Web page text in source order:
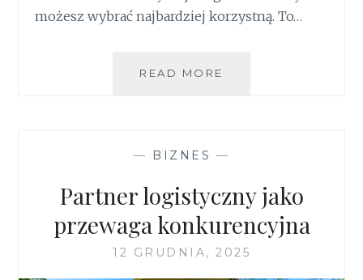
możesz wybrać najbardziej korzystną. To…
READ MORE
ZNALEŹĆ
WYKONAWCĘ
W
TWOJEJ
— BIZNES —
Partner logistyczny jako
przewaga konkurencyjna
12 GRUDNIA, 2025